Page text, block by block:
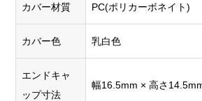
カバー材質 PC(ポリカーボネイト)
カバー色 乳白色
エンドキャ
ップ寸法
幅16.5mm × 高さ